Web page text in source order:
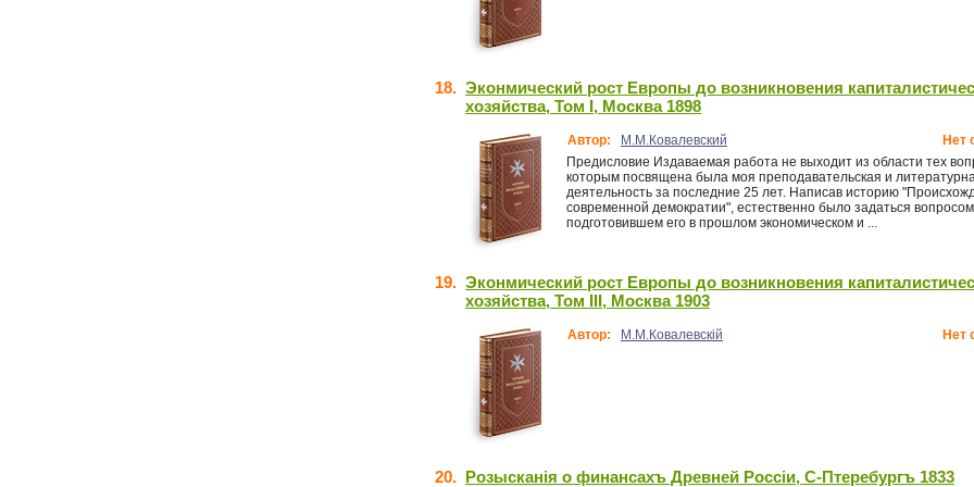
18. Эконмический рост Европы до возникновения
хозяйства, Том I, Москва 1898
Автор: М.М.Ковалевский
Нет
Предисловие Издаваемая работа не выходит из области тех
которым посвящена была моя преподавательская и
деятельность за последние 25 лет. Написав историю
современной демократии", естественно было задаться
подготовившем его в прошлом экономическом и ...
19. Эконмический рост Европы до возникновения
хозяйства, Том III, Москва 1903
Автор: М.М.Ковалевскiй Нет
20. Розысканiя о финансахъ Древней Россiи, С-Птеребургъ 1833